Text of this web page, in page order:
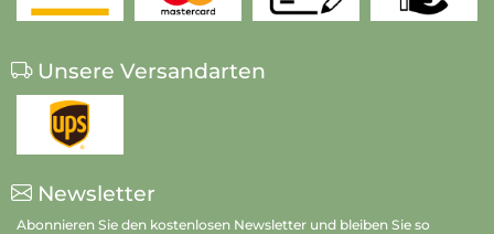
Unsere Versandarten
Newsletter
Abonnieren Sie den kostenlosen Newsletter und bleiben Sie so